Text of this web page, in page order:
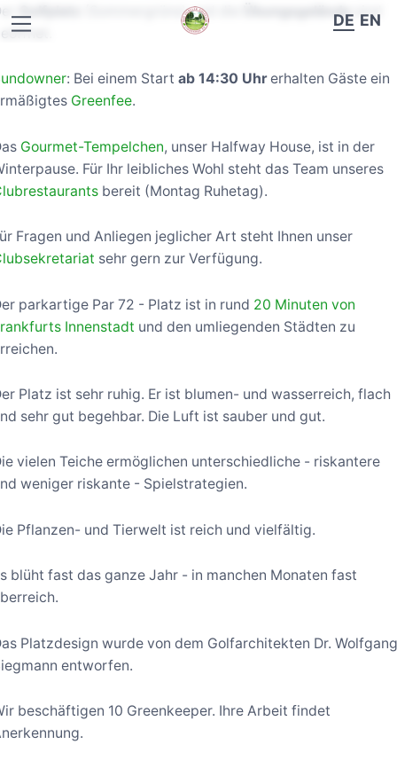
DE EN
(Sommergrüns) und die Übungsgeländesind
: Bei einem Startab 14:30 Uhrerhalten Gäste ein
Greenfee.
Gourmet-Tempelchen, unser Halfway House, ist in der
Für Ihr leibliches Wohl steht das Team unseres
bereit (Montag Ruhetag).
Fragen und Anliegen jeglicher Art steht Ihnen unser
sehr gern zur Verfügung.
parkartige Par 72 - Platz ist in rund 20 Minuten von
Innenstadt und den umliegenden Städten zu
Platz ist sehr ruhig. Er ist blumen- und wasserreich, flach
sehr gut begehbar. Die Luft ist sauber und gut.
vielen Teiche ermöglichen unterschiedliche - riskantere
weniger riskante - Spielstrategien.
Pflanzen- und Tierwelt ist reich und vielfältig.
blüht fast das ganze Jahr - in manchen Monaten fast
Platzdesign wurde von dem Golfarchitekten Dr.
entworfen.
beschäftigen 10 Greenkeeper. Ihre Arbeit findet